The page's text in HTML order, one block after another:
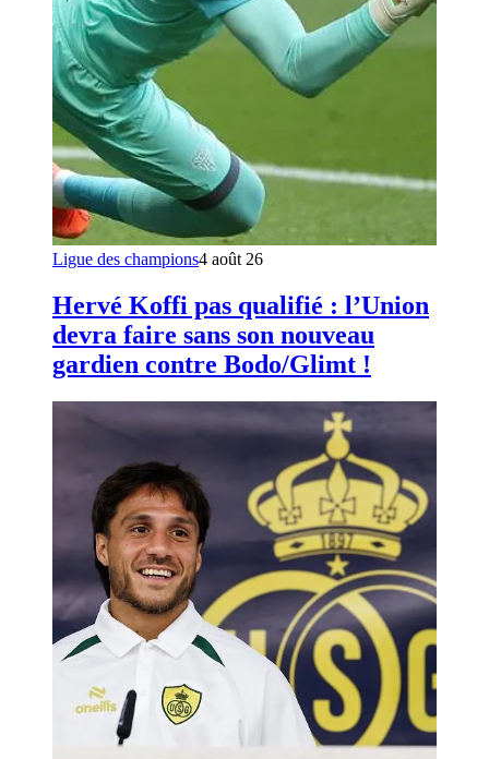
Ligue des champions4 août 26
Hervé Koffi pas qualifié : l’Union
devra faire sans son nouveau
gardien contre Bodo/Glimt !